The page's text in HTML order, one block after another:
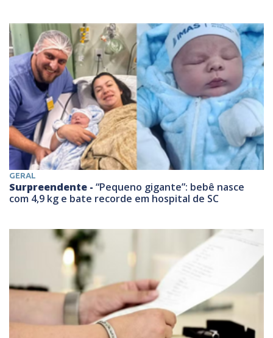
GERAL
Surpreendente - “Pequeno gigante”: bebê nasce
com 4,9 kg e bate recorde em hospital de SC